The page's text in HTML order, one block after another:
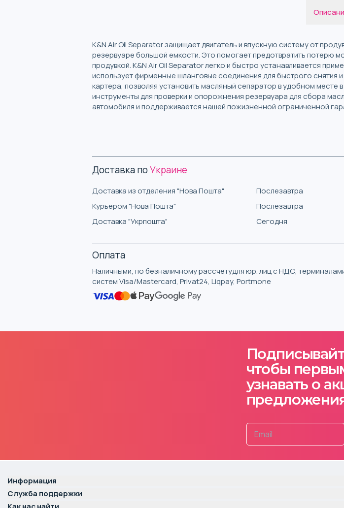
K&N Air Oil Separator защищает двигатель и впускную систему от
резервуаре большой емкости. Это помогает предотвратить потерю
продувкой. K&N Air Oil Separator легко и быстро устанавливается
использует фирменные шланговые соединения для быстрого снятия
картера, позволяя установить масляный сепаратор в удобном
инструменты для проверки и опорожнения резервуара для сбора
автомобиля и поддерживается нашей пожизненной ограниченной
Доставка поУкраине
Доставка из отделения "Нова Пошта" Послезавтра
Курьером "Нова Пошта"
Послезавтра
Доставка "Укрпошта"
Сегодня
Оплата
Наличными, по безналичному рассчетудля юр. лиц с НДС,
систем Visa/Mastercard, Privat24, Liqpay, Portmone
чтобы
узнавать о
Информация
Служба поддержки